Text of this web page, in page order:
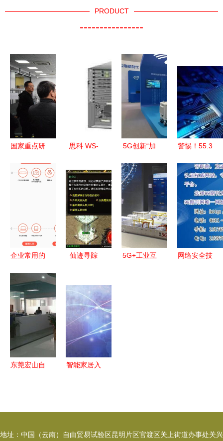
PRODUCT
----------------
国家重点研
目“面向智
备研发”顺
利通过中期
思科 WS-
换机技术解
析 性能、
特点与部署
场景全了解
5G创新“加
移动精彩亮
相2018北
京科技周网
络技术服务
警惕！55.3
息流入黑
市，每个人
都是隐形受
害者
企业常用的
件及网络技
术服务解析
仙迹寻踪
下的游戏厂
商新秩序与
网络技术服
务揭秘
5G+工业互
网络安全技
东莞宏山自
智能家居入
地址：中国（云南）自由贸易试验区昆明片区官渡区关上街道办事处关兴